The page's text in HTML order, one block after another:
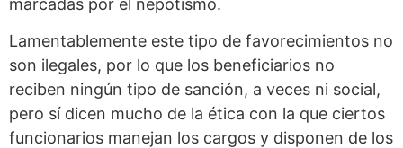
marcadas por el nepotismo.
Lamentablemente este tipo de favorecimientos no
son ilegales, por lo que los beneficiarios no
reciben ningún tipo de sanción, a veces ni social,
pero sí dicen mucho de la ética con la que ciertos
funcionarios manejan los cargos y disponen de los